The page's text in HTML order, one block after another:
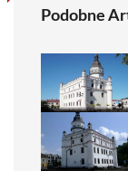
Podobne